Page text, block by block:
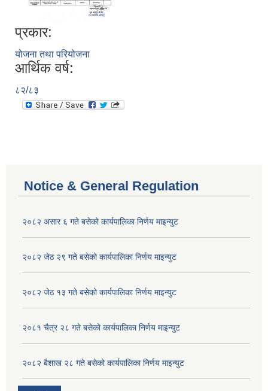
प्रकार:
योजना तथा परियोजना
आर्थिक वर्ष:
८२/८३
Notice & General Regulation
२०८२ असार ६ गते बसेको कार्यपालिका निर्णय माइन्युट
२०८२ जेठ २९ गते बसेको कार्यपालिका निर्णय माइन्युट
२०८२ जेठ १३ गते बसेको कार्यपालिका निर्णय माइन्युट
२०८१ चैत्र २८ गते बसेको कार्यपालिका निर्णय माइन्युट
२०८२ बैशाख २८ गते बसेको कार्यपालिका निर्णय माइन्युट